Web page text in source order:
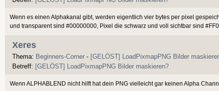
Wenn es einen Alphakanal gibt, werden eigentlich vier bytes per pixel
und transparent sind #00000000, Pixel die schwarz und voll sichtbar sind
Xeres
Thema: Beginners-Corner - [GELÖST] LoadPixmapPNG Bilder
Betreff: [GELÖST] LoadPixmapPNG Bilder maskieren?
Wenn ALPHABLEND nicht hilft hat dein PNG vielleicht gar keinen Alpha